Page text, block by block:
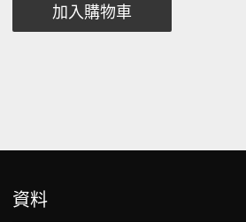
加入購物車
資料